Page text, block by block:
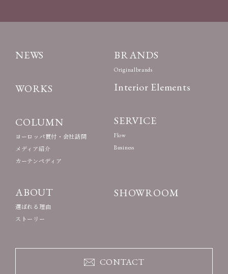
NEWS
WORKS
COLUMN
ヨーロッパ買付・会社訪問
メディア紹介
カーテンペディア
ABOUT
選ばれる理由
ストーリー
BRANDS
Originalbrands
Interior Elements
SERVICE
Flow
Business
SHOWROOM
CONTACT